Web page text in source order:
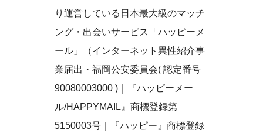
り運営している日本最大級のマッチ
ング・出会いサービス「ハッピーメ
ール」（インターネット異性紹介事
業届出・福岡公安委員会( 認定番号
90080003000 )｜『ハッピーメー
ル/HAPPYMAIL』商標登録第
5150003号｜『ハッピー』商標登録